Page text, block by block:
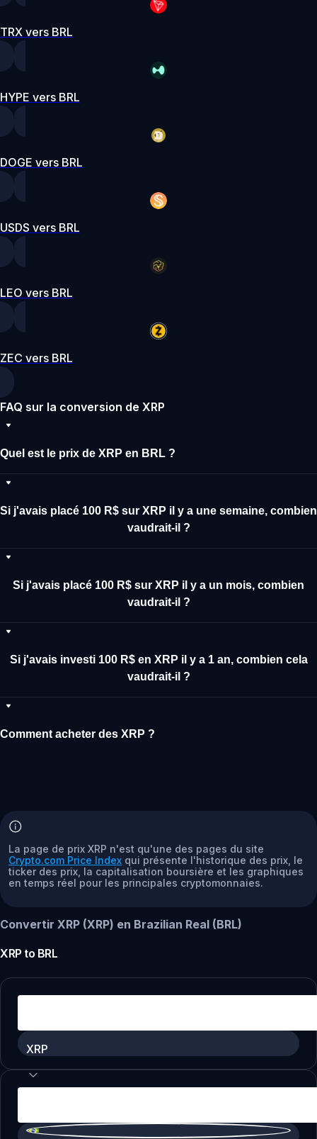
TRX vers BRL
HYPE vers BRL
DOGE vers BRL
USDS vers BRL
LEO vers BRL
ZEC vers BRL
FAQ sur la conversion de XRP
Quel est le prix de XRP en BRL ?
Si j'avais placé 100 R$ sur XRP il y a une semaine, combien
vaudrait-il ?
Si j'avais placé 100 R$ sur XRP il y a un mois, combien
vaudrait-il ?
Si j'avais investi 100 R$ en XRP il y a 1 an, combien cela
vaudrait-il ?
Comment acheter des XRP ?
La page de prix XRP n'est qu'une des pages du site
Crypto.com Price Index qui présente l'historique des prix, le
ticker des prix, la capitalisation boursière et les graphiques
en temps réel pour les principales cryptomonnaies.
Convertir XRP (XRP) en Brazilian Real (BRL)
XRP to BRL
XRP